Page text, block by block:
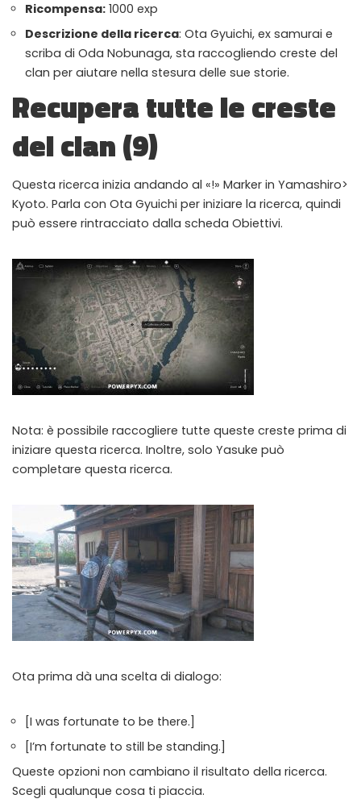
WHY JOIN THE CHANNEL?
ALL PERKS — ZERO NOISE • 100% FREE
100% FREE to join
No subscription, no credit card required — ever
Tricks BEFORE website
Get exclusive codes and strategies before anyone else
Steam Games Giveaways
Global contests to win full Steam games & gift cards
Zero Ads • Zero Spam
No promotions, no junk — just pure gaming content
Instant Telegram Delivery
Members-Only Content
Exclusive guides & secrets never published anywhere else
Ricompensa: 1000 exp
Descrizione della ricerca: Ota Gyuichi, ex samurai e
scriba di Oda Nobunaga, sta raccogliendo creste del
clan per aiutare nella stesura delle sue storie.
Recupera tutte le creste
del clan (9)
Questa ricerca inizia andando al «!» Marker in Yamashiro>
Kyoto. Parla con Ota Gyuichi per iniziare la ricerca, quindi
può essere rintracciato dalla scheda Obiettivi.
Nota: è possibile raccogliere tutte queste creste prima di
iniziare questa ricerca. Inoltre, solo Yasuke può
completare questa ricerca.
Ota prima dà una scelta di dialogo:
[I was fortunate to be there.]
[I’m fortunate to still be standing.]
Queste opzioni non cambiano il risultato della ricerca.
Scegli qualunque cosa ti piaccia.